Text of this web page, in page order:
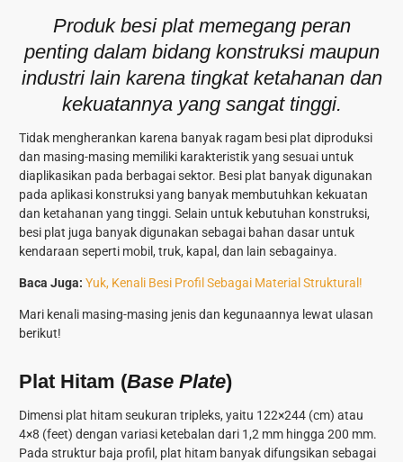
Produk besi plat memegang peran
penting dalam bidang konstruksi maupun
industri lain karena tingkat ketahanan dan
kekuatannya yang sangat tinggi.
Tidak mengherankan karena banyak ragam besi plat diproduksi
dan masing-masing memiliki karakteristik yang sesuai untuk
diaplikasikan pada berbagai sektor. Besi plat banyak digunakan
pada aplikasi konstruksi yang banyak membutuhkan kekuatan
dan ketahanan yang tinggi. Selain untuk kebutuhan konstruksi,
besi plat juga banyak digunakan sebagai bahan dasar untuk
kendaraan seperti mobil, truk, kapal, dan lain sebagainya.
Baca Juga: Yuk, Kenali Besi Profil Sebagai Material Struktural!
Mari kenali masing-masing jenis dan kegunaannya lewat ulasan
berikut!
Plat Hitam (Base Plate)
Dimensi plat hitam seukuran tripleks, yaitu 122×244 (cm) atau
4×8 (feet) dengan variasi ketebalan dari 1,2 mm hingga 200 mm.
Pada struktur baja profil, plat hitam banyak difungsikan sebagai